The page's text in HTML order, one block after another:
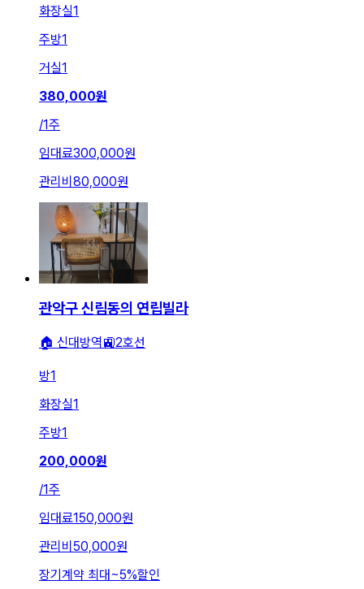
화장실1
주방1
거실1
380,000원
/1주
임대료300,000원
관리비 80,000원
관악구 신림동의 연립빌라
🏠 신대방역🚉2호선
방1
화장실1
주방1
200,000원
/1주
임대료150,000원
관리비 50,000원
장기계약 최대~5%할인